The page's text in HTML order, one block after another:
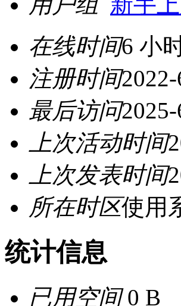
在线时间6 小
注册时间
最后访问
上次活动时间
上次发表时间
所在时区使用
统计信息
已用空间0 B